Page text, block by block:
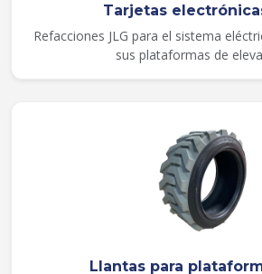
Tarjetas
Refacciones JLG para el sistema
sus plataformas de
Llantas para